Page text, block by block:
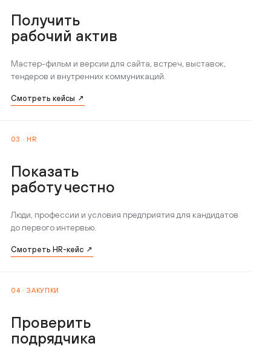
Получить
рабочий актив
Мастер-фильм и версии для сайта, встреч, выставок,
тендеров и внутренних коммуникаций.
Смотреть кейсы ↗
03 · HR
Показать
работу честно
Люди, профессии и условия предприятия для кандидатов
до первого интервью.
Смотреть HR-кейс ↗
04 · ЗАКУПКИ
Проверить
подрядчика